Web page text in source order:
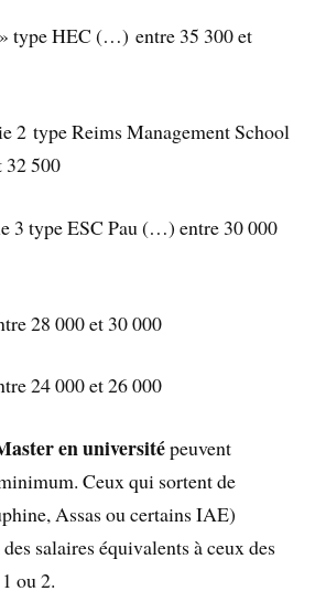
type HEC (…) entre 35 300 et
2 type Reims Management School
500
3 type ESC Pau (…) entre 30 000
28 000 et 30 000
24 000 et 26 000
en universitépeuvent
Ceux qui sortent de
Assas ou certains IAE)
salaires équivalents à ceux des
ou 2.